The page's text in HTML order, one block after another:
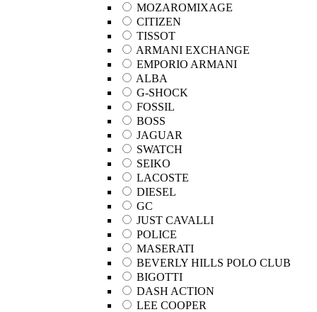
MOZAROMIXAGE
CITIZEN
TISSOT
ARMANI EXCHANGE
EMPORIO ARMANI
ALBA
G-SHOCK
FOSSIL
BOSS
JAGUAR
SWATCH
SEIKO
LACOSTE
DIESEL
GC
JUST CAVALLI
POLICE
MASERATI
BEVERLY HILLS POLO CLUB
BIGOTTI
DASH ACTION
LEE COOPER